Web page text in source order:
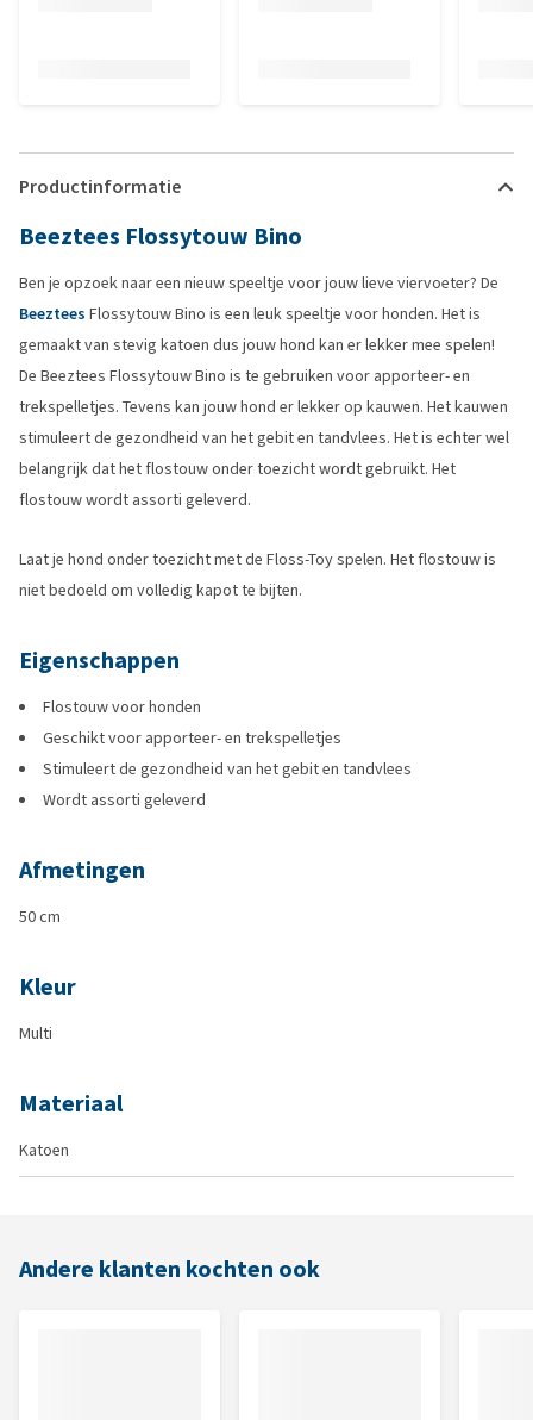
Productinformatie
Beeztees Flossytouw Bino
Ben je opzoek naar een nieuw speeltje voor jouw lieve viervoeter? De
Beeztees Flossytouw Bino is een leuk speeltje voor honden. Het is
gemaakt van stevig katoen dus jouw hond kan er lekker mee spelen!
De Beeztees Flossytouw Bino is te gebruiken voor apporteer- en
trekspelletjes. Tevens kan jouw hond er lekker op kauwen. Het kauwen
stimuleert de gezondheid van het gebit en tandvlees. Het is echter wel
belangrijk dat het flostouw onder toezicht wordt gebruikt. Het
flostouw wordt assorti geleverd.
Laat je hond onder toezicht met de Floss-Toy spelen. Het flostouw is
niet bedoeld om volledig kapot te bijten.
Eigenschappen
Flostouw voor honden
Geschikt voor apporteer- en trekspelletjes
Stimuleert de gezondheid van het gebit en tandvlees
Wordt assorti geleverd
Afmetingen
50 cm
Kleur
Multi
Materiaal
Katoen
Andere klanten kochten ook